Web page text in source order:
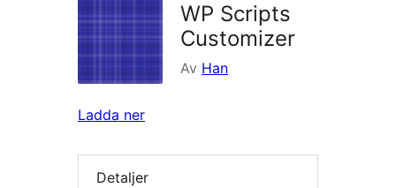
WP Scripts
Customizer
Av Han
Ladda ner
Detaljer